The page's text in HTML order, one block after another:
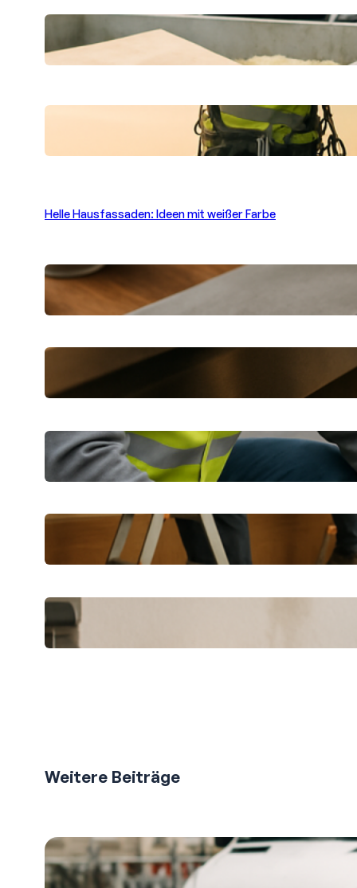
Effektiver Containerdienst in Berlin:
Praktische Lösungen vor Ort
Professionelle Gebäudereinigung in
schwindelnden Höhen: Sauberkeit hoch
Helle Hausfassaden: Ideen mit weißer Farbe
Betonoptik selbst gestalten: Moderne
Beschichtungsprodukte
Verstopfte Abflüsse in Berlin schnell
Dichtheitsprüfung in Wetzlar:
Praktische Tipps für Eigentümer
CKS Bau erklärt: Praktische Tipps für
Sanierung und Ausbau
Weitere Beiträge